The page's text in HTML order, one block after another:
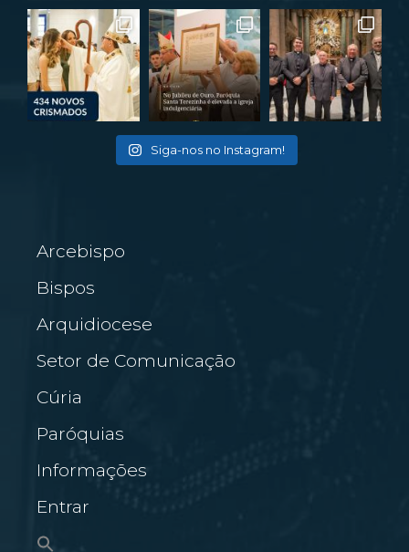
Siga-nos no Instagram!
Arcebispo
Bispos
Arquidiocese
Setor de Comunicação
Cúria
Paróquias
Informações
Entrar